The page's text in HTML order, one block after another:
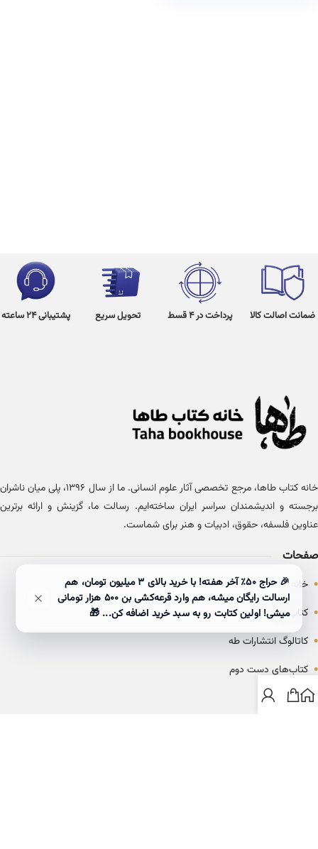
ضمانت اصالت کالا پرداخت در 4 قسط تحویل سریع پشتیبانی 24 ساعته
خانه کتاب طاها، مرجع تخصصی آثار علوم انسانی. ما از سال ۱۳۹۶، پلی میان ناشران
برجسته و اندیشمندان سراسر ایران ساخته‌ایم. رسالت ما، گزینش و ارائه برترین
عناوین فلسفه، حقوق، ادبیات و هنر برای شماست.
صفحات
• خانه
• کتاب‌ها
• کاتالوگ انتشارات طه
• کتاب‌های دست دوم
• بلاگ
🎉 حراج ۵۰٪ آخر هفته! با خرید بالای 3 میلیون تومان، هم
ارسالت رایگان میشه، هم وارد قرعه‌کشی بن ۵۰۰ هزار تومانی
میشی! اولین کتابت رو به سبد خرید اضافه کن... 🎁